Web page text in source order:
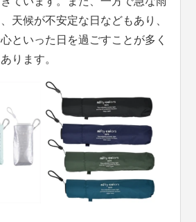
天候が不安定な日などもあり、
といった日を過ごすことが多く
ります。